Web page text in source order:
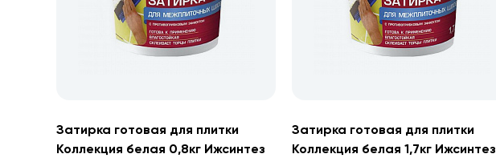
Затирка готовая для плитки
Коллекция белая 0,8кг Ижсинтез
Затирка готовая для плитки
Коллекция белая 1,7кг Ижсинтез